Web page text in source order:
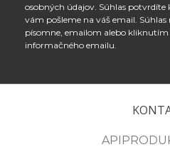
osobných údajov. Súhlas
vám pošleme na váš email.
písomne, emailom alebo
informačného emailu.